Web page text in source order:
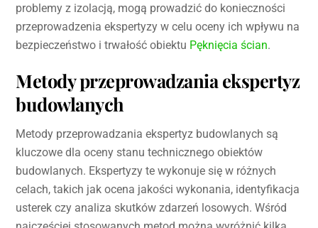
problemy z izolacją, mogą prowadzić do konieczności
przeprowadzenia ekspertyzy w celu oceny ich wpływu na
bezpieczeństwo i trwałość obiektu Pęknięcia ścian.
Metody przeprowadzania ekspertyz
budowlanych
Metody przeprowadzania ekspertyz budowlanych są
kluczowe dla oceny stanu technicznego obiektów
budowlanych. Ekspertyzy te wykonuje się w różnych
celach, takich jak ocena jakości wykonania, identyfikacja
usterek czy analiza skutków zdarzeń losowych. Wśród